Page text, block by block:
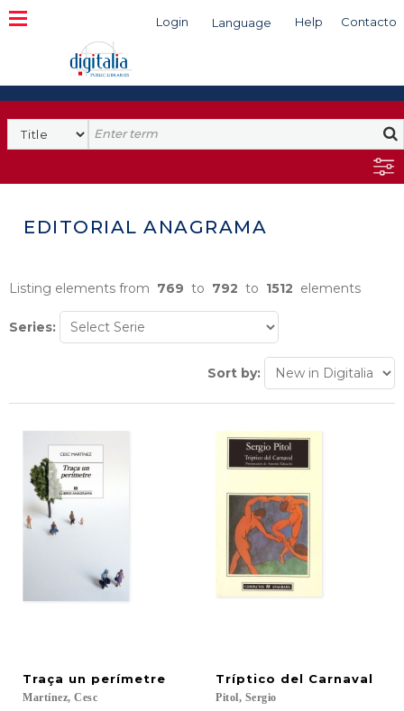
Login Language Help Contacto
Search
EDITORIAL ANAGRAMA
Listing elements from 769 to 792 to 1512 elements
Series:
Sort by:
Traça un perímetre
Martínez, Cesc
Tríptico del Carnaval
Pitol, Sergio